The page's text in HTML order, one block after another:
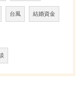
台風 結婚資金